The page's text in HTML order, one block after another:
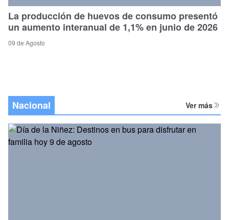
La producción de huevos de consumo presentó
un aumento interanual de 1,1% en junio de 2026
09 de Agosto
Nacional Ver más